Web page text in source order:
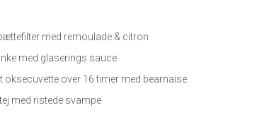
med remoulade & citron
med glaserings sauce
oksecuvette over 16 timer med bearnaise
med ristede svampe